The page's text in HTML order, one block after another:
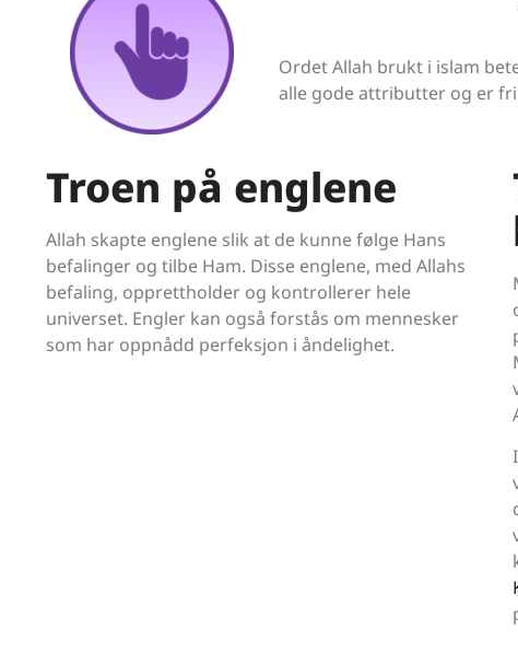
Ordet Allah brukt i islam
alle gode attributter og er
Troen på englene
Allah skapte englene slik at de kunne følge Hans
befalinger og tilbe Ham. Disse englene, med Allahs
befaling, opprettholder og kontrollerer hele
universet. Engler kan også forstås om mennesker
som har oppnådd perfeksjon i åndelighet.